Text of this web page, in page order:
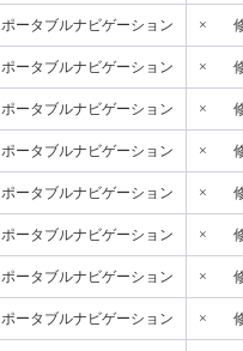
ポータブルナビゲーション ×
ポータブルナビゲーション ×
ポータブルナビゲーション ×
ポータブルナビゲーション ×
ポータブルナビゲーション ×
ポータブルナビゲーション ×
ポータブルナビゲーション ×
ポータブルナビゲーション ×